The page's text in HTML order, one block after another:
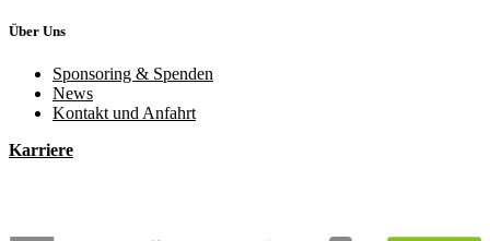
Über Uns
Sponsoring & Spenden
News
Kontakt und Anfahrt
Karriere